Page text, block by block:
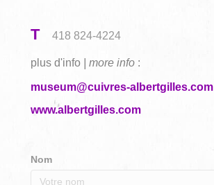
T 418 824-4224
plus d'info | more info :
museum@cuivres-albertgilles.com
www.albertgilles.com
Nom